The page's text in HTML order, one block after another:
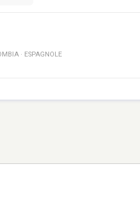
· ESPAGNOLE